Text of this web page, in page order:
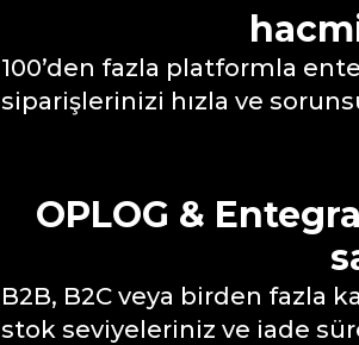
100’den fazla platformla
siparişlerinizi hızla ve
OPLOG &
B2B, B2C veya birden fazla
stok seviyeleriniz ve iade